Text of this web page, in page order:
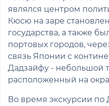
являлся центром
Кюсю на заре
государства, а также
портовых городов,
связь Японии с
Дадзайфу - небольшой
расположенный на
Во время экскурсии